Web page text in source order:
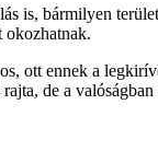
is, bármilyen
okozhatnak.
ott ennek a
de a